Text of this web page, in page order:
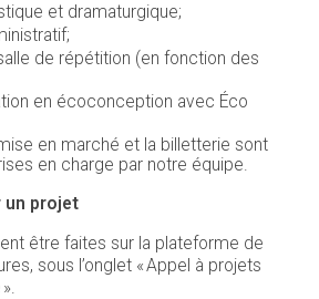
et dramaturgique;
de répétition (en fonction des
en écoconception avec Éco
en marché et la billetterie sont
en charge par notre équipe.
un projet
être faites sur la plateforme de
sous l’onglet « Appel à projets